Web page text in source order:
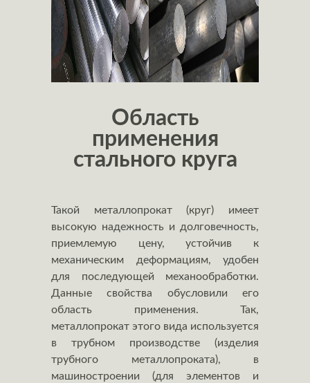
Область
применения
стального круга
Такой металлопрокат (круг) имеет
высокую надежность и долговечность,
приемлемую цену, устойчив к
механическим деформациям, удобен
для последующей механообработки.
Данные свойства обусловили его
область применения. Так,
металлопрокат этого вида используется
в трубном производстве (изделия
трубного металлопроката), в
машиностроении (для элементов и